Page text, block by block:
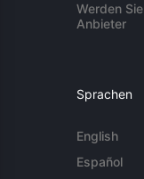
Werden Sie
Anbieter
Sprachen
English
Español